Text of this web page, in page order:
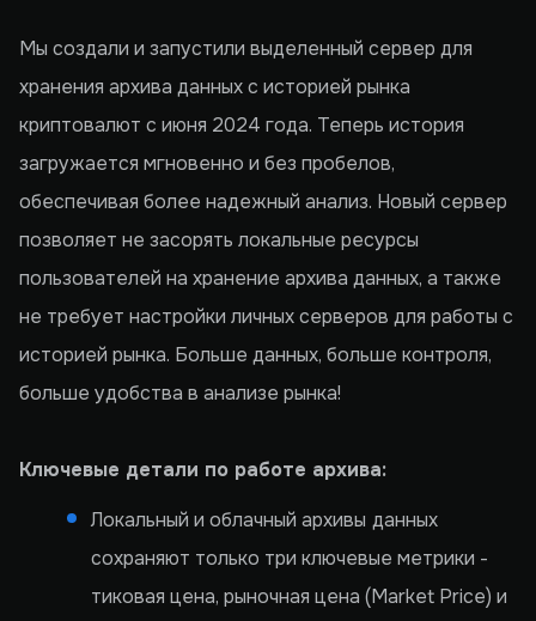
Мы создали и запустили выделенный сервер для
хранения архива данных с историей рынка
криптовалют с июня 2024 года. Теперь история
загружается мгновенно и без пробелов,
обеспечивая более надежный анализ. Новый сервер
позволяет не засорять локальные ресурсы
пользователей на хранение архива данных, а также
не требует настройки личных серверов для работы с
историей рынка. Больше данных, больше контроля,
больше удобства в анализе рынка!
Ключевые детали по работе архива:
Локальный и облачный архивы данных
сохраняют только три ключевые метрики -
тиковая цена, рыночная цена (Market Price) и